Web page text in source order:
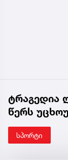
ტრაგედია
წერს
სპორტი